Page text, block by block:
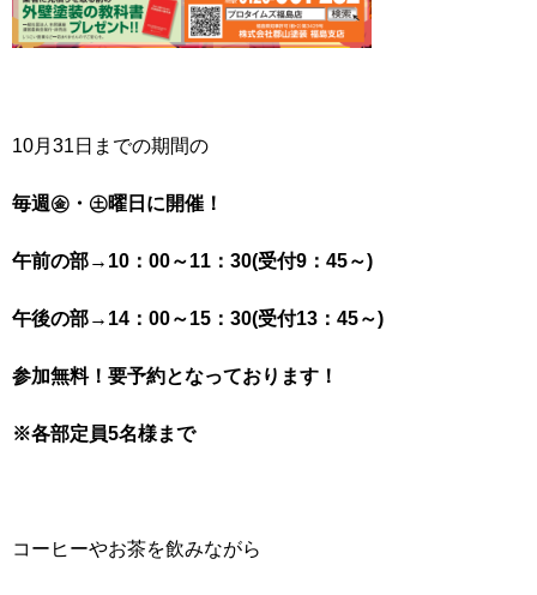
10月31日までの期間の
毎週㊎・㊏曜日に開催！
午前の部→10：00～11：30(受付9：45～)
午後の部→14：00～15：30(受付13：45～)
参加無料！要予約となっております！
※各部定員5名様まで
コーヒーやお茶を飲みながら